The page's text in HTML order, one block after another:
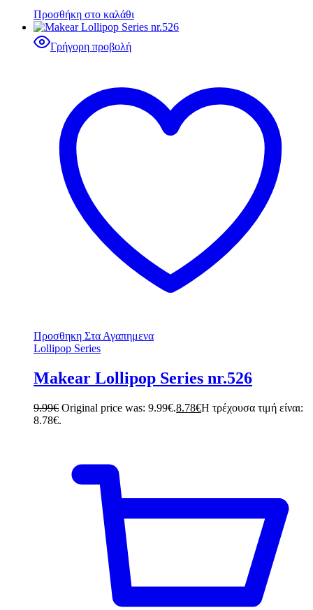
Προσθήκη στο καλάθι
Γρήγορη προβολή
Προσθηκη Στα Αγαπημενα
Lollipop Series
Makear Lollipop Series nr.526
9.99€ Original price was: 9.99€.8.78€Η τρέχουσα τιμή είναι:
8.78€.